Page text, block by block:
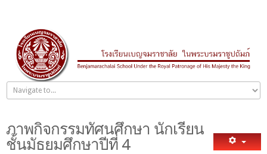
ภาพกิจกรรมทัศนศึกษา นักเรียน
ชั้นมัธยมศึกษาปีที่ 4